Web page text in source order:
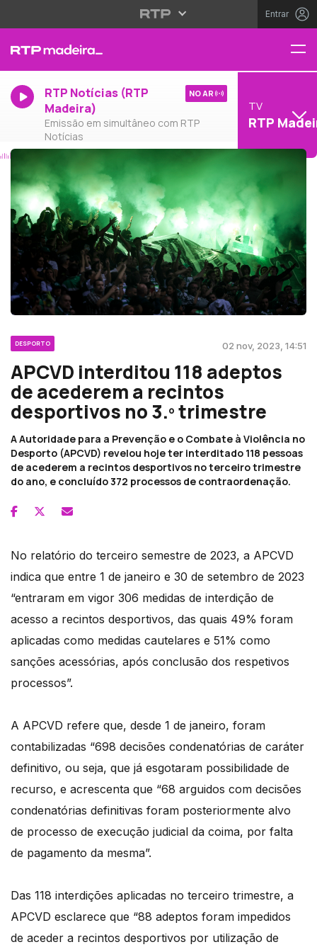
Entrar
RTP Notícias (RTP
Madeira)
Emissão em simultâneo com RTP
Notícias
NO AR
TV
RTP
DESPORTO 02 nov, 2023, 14:51
APCVD interditou 118 adeptos
de acederem a recintos
desportivos no 3.º trimestre
A Autoridade para a Prevenção e o Combate à Violência no
Desporto (APCVD) revelou hoje ter interditado 118 pessoas
de acederem a recintos desportivos no terceiro trimestre
do ano, e concluído 372 processos de contraordenação.
No relatório do terceiro semestre de 2023, a APCVD
indica que entre 1 de janeiro e 30 de setembro de 2023
“entraram em vigor 306 medidas de interdição de
acesso a recintos desportivos, das quais 49% foram
aplicadas como medidas cautelares e 51% como
sanções acessórias, após conclusão dos respetivos
processos”.
A APCVD refere que, desde 1 de janeiro, foram
contabilizadas “698 decisões condenatórias de caráter
definitivo, ou seja, que já esgotaram possibilidade de
recurso, e acrescenta que “68 arguidos com decisões
condenatórias definitivas foram posteriormente alvo
de processo de execução judicial da coima, por falta
de pagamento da mesma”.
Das 118 interdições aplicadas no terceiro trimestre, a
APCVD esclarece que “88 adeptos foram impedidos
de aceder a recintos desportivos por utilização de